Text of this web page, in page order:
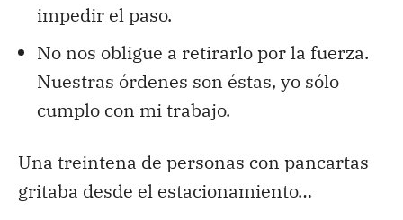
impedir el paso.
No nos obligue a retirarlo por la fuerza.
Nuestras órdenes son éstas, yo sólo
cumplo con mi trabajo.
Una treintena de personas con pancartas
gritaba desde el estacionamiento…